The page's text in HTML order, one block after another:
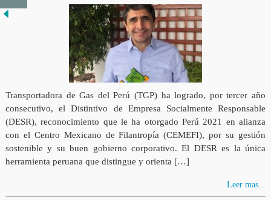
Transportadora de Gas del Perú (TGP) ha logrado, por tercer año
consecutivo, el Distintivo de Empresa Socialmente Responsable
(DESR), reconocimiento que le ha otorgado Perú 2021 en alianza
con el Centro Mexicano de Filantropía (CEMEFI), por su gestión
sostenible y su buen gobierno corporativo. El DESR es la única
herramienta peruana que distingue y orienta […]
Leer mas...